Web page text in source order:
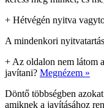
+ Hétvégén nyitva
A mindenkori
+ Az oldalon nem látom
javítani? Megnézem »
Döntő többségben
amiknek a javításához